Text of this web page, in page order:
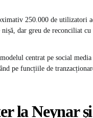
250.000 de utilizatori
dar greu de reconciliat
centrat pe social
pe funcțiile de
la Neynar și